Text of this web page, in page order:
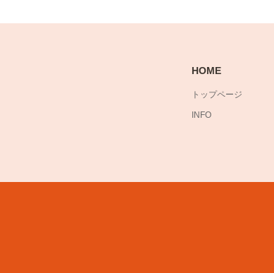
HOME
トップページ
INFO